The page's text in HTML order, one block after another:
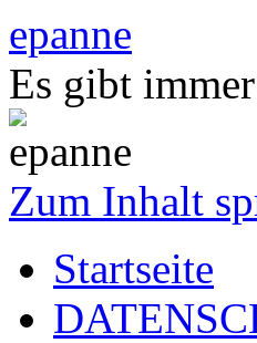
epanne
Es gibt
Zum Inhalt
Startseite